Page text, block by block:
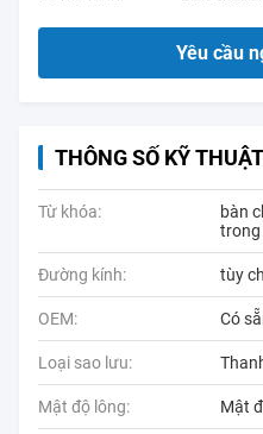
Yêu cầu
THÔNG SỐ KỸ THUẬT
Từ khóa:
bàn
trong
Đường kính: tùy
OEM: Có
Loại sao lưu:
Mật độ lông: Mật